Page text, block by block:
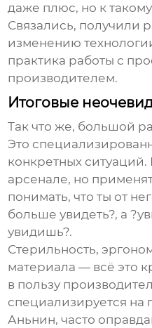
даже плюс, но к
Связались, получили
изменению
практика работы с
производителем.
Итоговые
Так что же, большой
Это
конкретных ситуаций.
арсенале, но
понимать, что ты от
больше увидеть?, а
увидишь?.
Стерильность,
материала — всё это
в пользу
специализируется на
Аньнин, часто